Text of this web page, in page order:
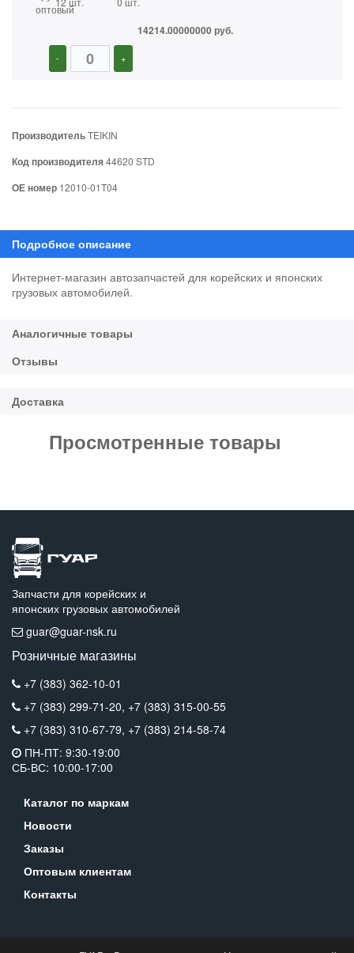
оптовый
14214.00000000 руб.
- +
ПроизводительTEIKIN
Код производителя44620 STD
ОЕ номер 12010-01T04
Интернет-магазин автозапчастей для корейских и японских
грузовых автомобилей.
Просмотренные товары
Запчасти для корейских и
японских грузовых автомобилей
guar@guar-nsk.ru
Розничные магазины
+7 (383) 362-10-01
+7 (383) 299-71-20, +7 (383) 315-00-55
+7 (383) 310-67-79, +7 (383) 214-58-74
ПН-ПТ: 9:30-19:00
СБ-ВС: 10:00-17:00
Каталог по маркам
Новости
Заказы
Оптовым клиентам
Контакты